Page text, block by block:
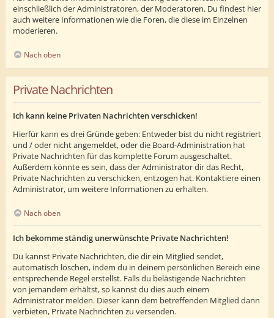
einschließlich der Administratoren, der Moderatoren. Du findest hier
auch weitere Informationen wie die Foren, die diese im Einzelnen
moderieren.
Nach oben
Private Nachrichten
Ich kann keine Privaten Nachrichten verschicken!
Hierfür kann es drei Gründe geben: Entweder bist du nicht registriert
und / oder nicht angemeldet, oder die Board-Administration hat
Private Nachrichten für das komplette Forum ausgeschaltet.
Außerdem könnte es sein, dass der Administrator dir das Recht,
Private Nachrichten zu verschicken, entzogen hat. Kontaktiere einen
Administrator, um weitere Informationen zu erhalten.
Nach oben
Ich bekomme ständig unerwünschte Private Nachrichten!
Du kannst Private Nachrichten, die dir ein Mitglied sendet,
automatisch löschen, indem du in deinem persönlichen Bereich eine
entsprechende Regel erstellst. Falls du belästigende Nachrichten
von jemandem erhältst, so kannst du dies auch einem
Administrator melden. Dieser kann dem betreffenden Mitglied dann
verbieten, Private Nachrichten zu versenden.